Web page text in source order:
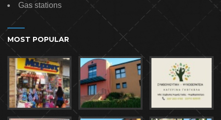
Gas stations
MOST POPULAR